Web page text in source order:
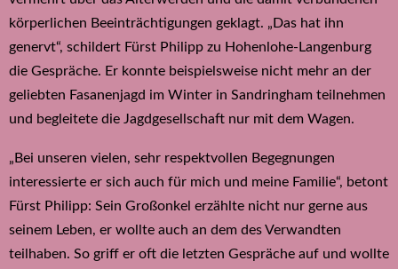
körperlichen Beeinträchtigungen geklagt. „Das hat ihn
genervt“, schildert Fürst Philipp zu Hohenlohe-Langenburg
die Gespräche. Er konnte beispielsweise nicht mehr an der
geliebten Fasanenjagd im Winter in Sandringham teilnehmen
und begleitete die Jagdgesellschaft nur mit dem Wagen.
„Bei unseren vielen, sehr respektvollen Begegnungen
interessierte er sich auch für mich und meine Familie“, betont
Fürst Philipp: Sein Großonkel erzählte nicht nur gerne aus
seinem Leben, er wollte auch an dem des Verwandten
teilhaben. So griff er oft die letzten Gespräche auf und wollte